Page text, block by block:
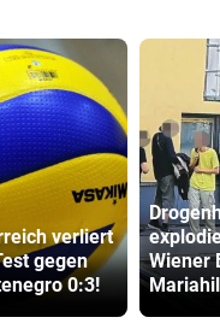
verliert
gegen
0:3!
Wiener